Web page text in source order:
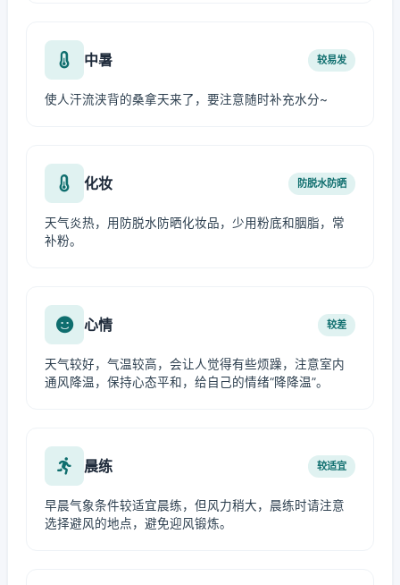
中暑 较易发
使人汗流浃背的桑拿天来了，要注意随时补充水分~
化妆 防脱水防晒
天气炎热，用防脱水防晒化妆品，少用粉底和胭脂，常
补粉。
心情 较差
天气较好，气温较高，会让人觉得有些烦躁，注意室内
通风降温，保持心态平和，给自己的情绪“降降温”。
晨练 较适宜
早晨气象条件较适宜晨练，但风力稍大，晨练时请注意
选择避风的地点，避免迎风锻炼。